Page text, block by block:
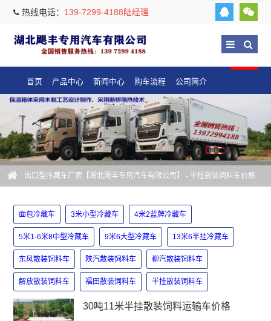
热线电话： 139-7299-4188陆经理
首页 产品中心 新闻中心 购车流程 公司简介
出口型冷藏车厂家【湖北飓丰专用汽车有限公司】 - 半挂散装饲料车价格
面包冷藏车 3米小型冷藏车 4米2蓝牌冷藏车
5米1-6米8中型冷藏车 9米6大型冷藏车 13米6半挂冷藏车
东风散装饲料车 陕汽散装饲料车 柳汽散装饲料车
解放散装饲料车 福田散装饲料车 半挂散装饲料车
30吨11米半挂散装饲料运输车价格